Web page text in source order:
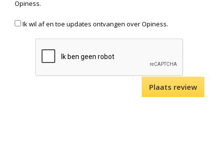
Opiness.
Ik wil af en toe updates ontvangen over Opiness.